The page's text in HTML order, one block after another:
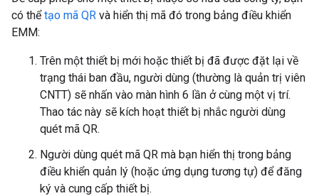
có thểtạo mã QR và hiển thị mã đó trong bảng điều khiển
EMM:
Trên một thiết bị mới hoặc thiết bị đã được đặt lại về
trạng thái ban đầu, người dùng (thường là quản trị viên
CNTT) sẽ nhấn vào màn hình 6 lần ở cùng một vị trí.
Thao tác này sẽ kích hoạt thiết bị nhắc người dùng
quét mã QR.
Người dùng quét mã QR mà bạn hiển thị trong bảng
điều khiển quản lý (hoặc ứng dụng tương tự) để đăng
ký và cung cấp thiết bị.